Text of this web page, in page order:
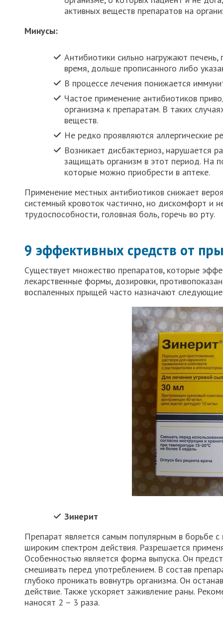
активных веществ препаратов на
Минусы:
Антибиотики сильно нагружают
время, дольше прописанного либо
В процессе лечения понижается
Частое применение антибиотиков
организма к препаратам. В таких
веществ.
Не редко проявляются аллергические
Возникает дисбактериоз, нарушается
защищать организм в этот период. На
которые можно приобрести в аптеке.
Применение местных антибиотиков снижает
системный кровоток частично, но дискомфорт
трудоспособности, головная боль, горечь во рту.
9 эффективных средств от
Существует множество препаратов, которые
лекарственные формы, дозировки,
воспаленных прыщей часто назначают
Зинерит
Препарат является самым популярным в борьбе
широким спектром действия. Разрешается
Особенностью является форма выпуска. Он
смешивать перед употреблением. В состав
глубоко проникать вовнутрь организма. Он
действие. Также ускоряет заживление раны.
наносят 2 – 3 раза.